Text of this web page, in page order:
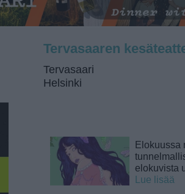
Tervasaaren
Tervasaari
Helsinki
Elokuussa
elokuvista
Lue lisää